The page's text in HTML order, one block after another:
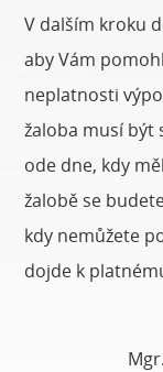
V dalším kroku
aby Vám
neplatnosti
žaloba musí být
ode dne, kdy
žalobě se
kdy nemůžete
dojde k